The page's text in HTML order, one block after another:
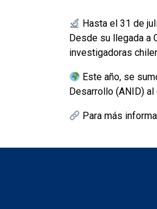
Hasta el 31 de
Desde su llegada a
investigadoras
Este año, se
Desarrollo (ANID)
Para más